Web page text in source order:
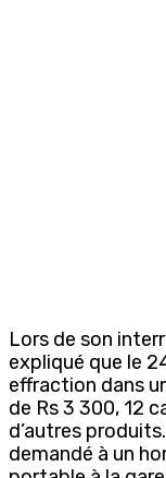
Lors de son
expliqué que le
effraction dans
de Rs 3 300, 12
d’autres
demandé à un